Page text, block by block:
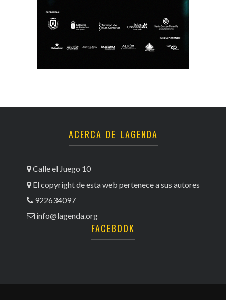
ACERCA DE LAGENDA
Calle el Juego 10
El copyright de esta web pertenece a sus autores
922634097
info@lagenda.org
FACEBOOK